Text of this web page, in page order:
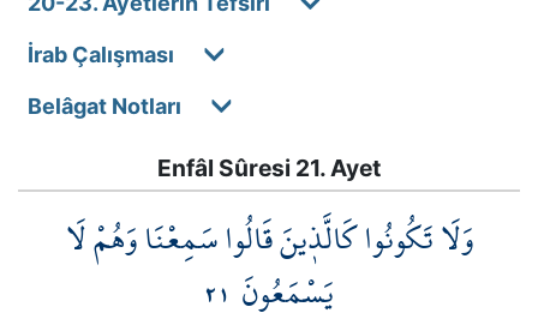
İrab Çalışması
Belâgat Notları
Enfâl Sûresi 21. Ayet
وَلَا تَكُونُوا كَالَّذ۪ينَ قَالُوا سَمِعْنَا وَهُمْ لَا
يَسْمَعُونَ ٢١